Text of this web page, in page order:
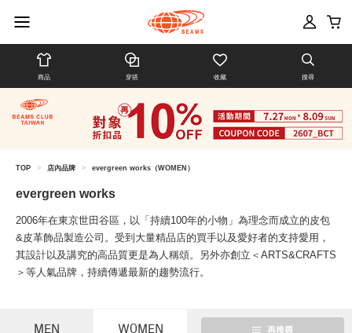
商品 穿搭 收藏 搜尋
TOP > 店內品牌 > evergreen works（WOMEN）
evergreen works
2006年在東京世田谷區，以「持續100年的小物」為理念而成立的皮包
&皮革飾品製造公司。受到大量精品店的買手以及愛好者的支持愛用，
其設計以及講究的高品質更是為人稱頌。另外亦創立＜ARTS&CRAFTS
＞等人氣品牌，持續傳遞最新的趨勢流行。
MEN WOMEN 再搜尋